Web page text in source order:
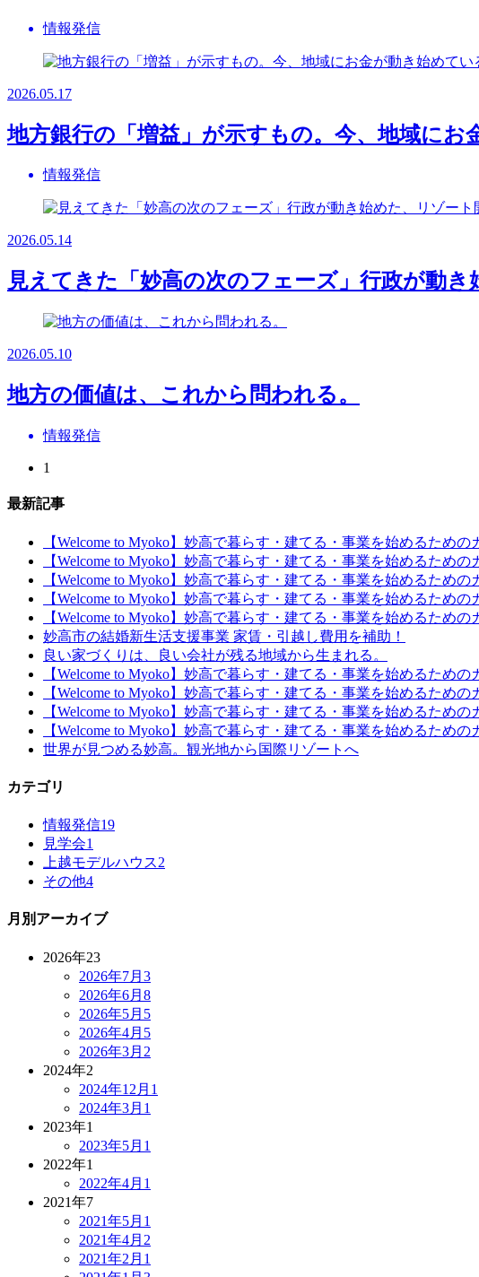
情報発信
2026.05.17
地方銀行の「増益」が示すもの。今、地域にお
情報発信
2026.05.14
見えてきた「妙高の次のフェーズ」行政が動き
2026.05.10
地方の価値は、これから問われる。
情報発信
1
最新記事
【Welcome to Myoko】妙高で暮らす・建てる・事業を始めるため
【Welcome to Myoko】妙高で暮らす・建てる・事業を始めるため
【Welcome to Myoko】妙高で暮らす・建てる・事業を始めるため
【Welcome to Myoko】妙高で暮らす・建てる・事業を始めるため
【Welcome to Myoko】妙高で暮らす・建てる・事業を始めるため
妙高市の結婚新生活支援事業 家賃・引越し費用を補助！
良い家づくりは、良い会社が残る地域から生まれる。
【Welcome to Myoko】妙高で暮らす・建てる・事業を始めるため
【Welcome to Myoko】妙高で暮らす・建てる・事業を始めるため
【Welcome to Myoko】妙高で暮らす・建てる・事業を始めるため
【Welcome to Myoko】妙高で暮らす・建てる・事業を始めるため
世界が見つめる妙高。観光地から国際リゾートへ
カテゴリ
情報発信19
見学会1
上越モデルハウス2
その他4
月別アーカイブ
2026年23
2026年7月 3
2026年6月 8
2026年5月 5
2026年4月 5
2026年3月 2
2024年2
2024年12月 1
2024年3月 1
2023年1
2023年5月 1
2022年1
2022年4月 1
2021年7
2021年5月 1
2021年4月 2
2021年2月 1